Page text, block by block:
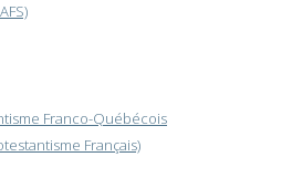
Franco-Québécois
Français)